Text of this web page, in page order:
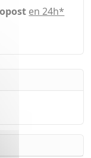
en 24h*